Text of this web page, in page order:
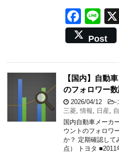
F
a
c
e
b
o
o
k
Li
n
e
Post
【国内】自動
のフォロワー
2026/04/12 -
三菱 情報 日産
国内自動車メーカ
ウントのフォロワ
か？ 定期確認して
点） トヨタ